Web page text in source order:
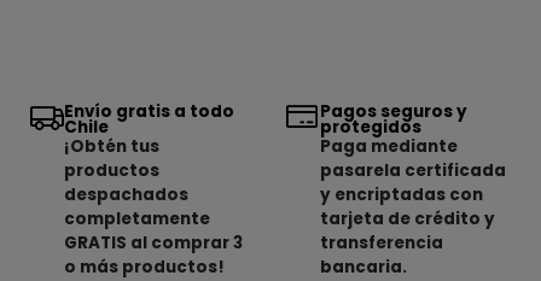
Envío gratis a todo
Chile
¡Obtén tus
productos
despachados
completamente
GRATIS al comprar 3
o más productos!
Pagos seguros y
protegidos
Paga mediante
pasarela certificada
y encriptadas con
tarjeta de crédito y
transferencia
bancaria.